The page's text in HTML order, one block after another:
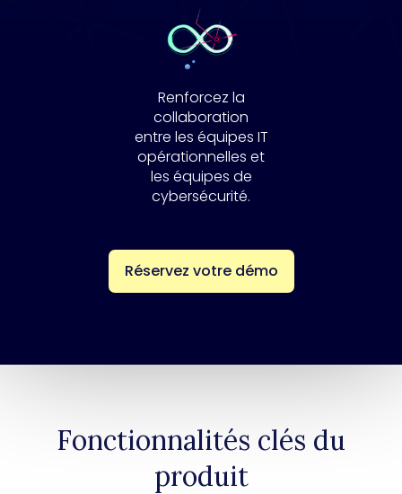
Renforcez la
collaboration
entre les équipes IT
opérationnelles et
les équipes de
cybersécurité.
Réservez votre démo
Fonctionnalités clés du
produit